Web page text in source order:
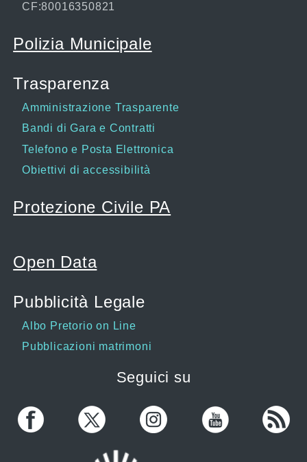
CF:80016350821
Polizia Municipale
Trasparenza
Amministrazione Trasparente
Bandi di Gara e Contratti
Telefono e Posta Elettronica
Obiettivi di accessibilità
Protezione Civile PA
Open Data
Pubblicità Legale
Albo Pretorio on Line
Pubblicazioni matrimoni
Seguici su